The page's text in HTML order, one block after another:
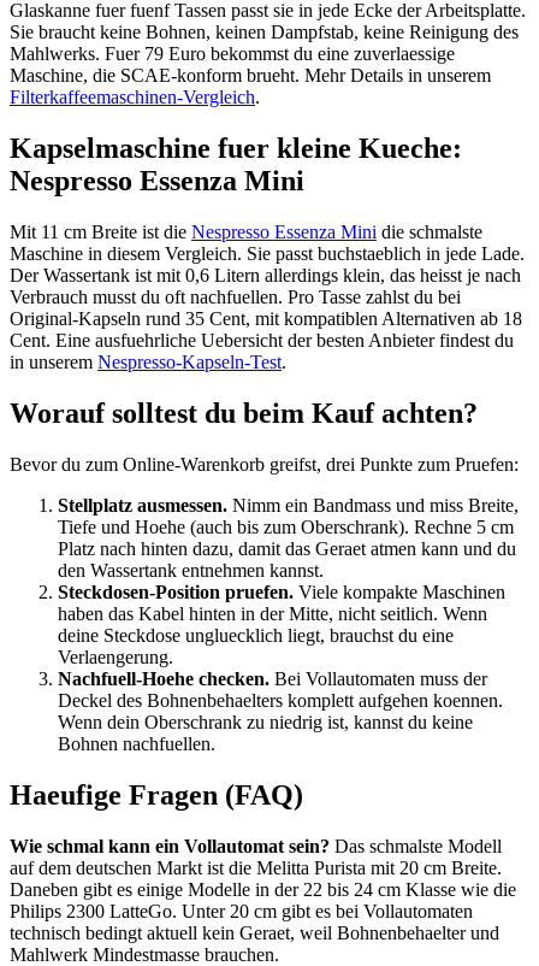
Glaskanne fuer fuenf Tassen passt sie in jede Ecke der Arbeitsplatte.
Sie braucht keine Bohnen, keinen Dampfstab, keine Reinigung des
Mahlwerks. Fuer 79 Euro bekommst du eine zuverlaessige
Maschine, die SCAE-konform brueht. Mehr Details in unserem
Filterkaffeemaschinen-Vergleich.
Kapselmaschine fuer kleine Kueche:
Nespresso Essenza Mini
Mit 11 cm Breite ist die Nespresso Essenza Mini die schmalste
Maschine in diesem Vergleich. Sie passt buchstaeblich in jede Lade.
Der Wassertank ist mit 0,6 Litern allerdings klein, das heisst je nach
Verbrauch musst du oft nachfuellen. Pro Tasse zahlst du bei
Original-Kapseln rund 35 Cent, mit kompatiblen Alternativen ab 18
Cent. Eine ausfuehrliche Uebersicht der besten Anbieter findest du
in unserem Nespresso-Kapseln-Test.
Worauf solltest du beim Kauf achten?
Bevor du zum Online-Warenkorb greifst, drei Punkte zum Pruefen:
Stellplatz ausmessen. Nimm ein Bandmass und miss Breite,
Tiefe und Hoehe (auch bis zum Oberschrank). Rechne 5 cm
Platz nach hinten dazu, damit das Geraet atmen kann und du
den Wassertank entnehmen kannst.
Steckdosen-Position pruefen. Viele kompakte Maschinen
haben das Kabel hinten in der Mitte, nicht seitlich. Wenn
deine Steckdose ungluecklich liegt, brauchst du eine
Verlaengerung.
Nachfuell-Hoehe checken. Bei Vollautomaten muss der
Deckel des Bohnenbehaelters komplett aufgehen koennen.
Wenn dein Oberschrank zu niedrig ist, kannst du keine
Bohnen nachfuellen.
Haeufige Fragen (FAQ)
Wie schmal kann ein Vollautomat sein? Das schmalste Modell
auf dem deutschen Markt ist die Melitta Purista mit 20 cm Breite.
Daneben gibt es einige Modelle in der 22 bis 24 cm Klasse wie die
Philips 2300 LatteGo. Unter 20 cm gibt es bei Vollautomaten
technisch bedingt aktuell kein Geraet, weil Bohnenbehaelter und
Mahlwerk Mindestmasse brauchen.